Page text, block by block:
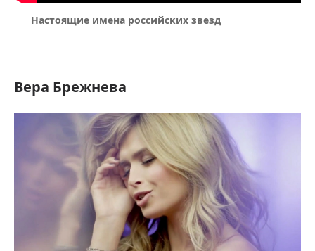
Настоящие имена российских звезд
Вера Брежнева